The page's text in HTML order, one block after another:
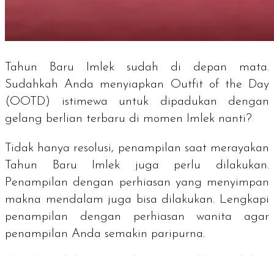
Tahun Baru Imlek sudah di depan mata.
Sudahkah Anda menyiapkan Outfit of the Day
(OOTD) istimewa untuk dipadukan dengan
gelang berlian terbaru di momen Imlek nanti?
Tidak hanya resolusi, penampilan saat merayakan
Tahun Baru Imlek juga perlu dilakukan.
Penampilan dengan perhiasan yang menyimpan
makna mendalam juga bisa dilakukan. Lengkapi
penampilan dengan perhiasan wanita agar
penampilan Anda semakin paripurna.